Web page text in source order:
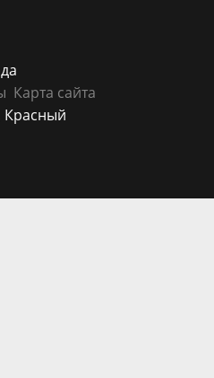
Карта сайта
Красный